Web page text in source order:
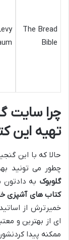
The Bread
Bible
چراسایت
تهیه این
حالا که با این
چطور می تونید
گلوبوک به
کتاب های آشپزی
خمیرترش از
ای از بهترین و
ممکنه پیدا